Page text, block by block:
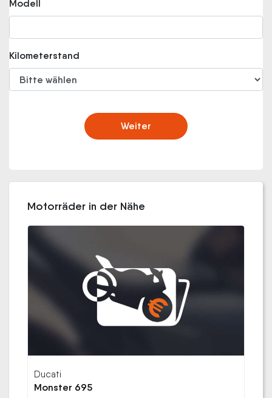
Modell
Kilometerstand
Weiter
Motorräder in der Nähe
Ducati
Monster 695